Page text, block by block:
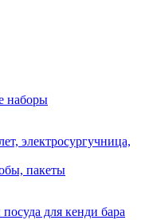
наборы
электросургучница,
пакеты
для кенди бара